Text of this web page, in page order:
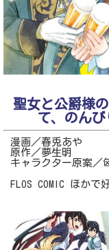
聖女と公爵様
て、のん
漫画／春兎あや
原作／夢生明
キャラクター原案／
FLOS COMIC ほかで